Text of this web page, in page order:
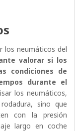
los neumáticos del
valorar si los
condiciones de
durante el
los neumáticos,
sino que
con la presión
largo en coche